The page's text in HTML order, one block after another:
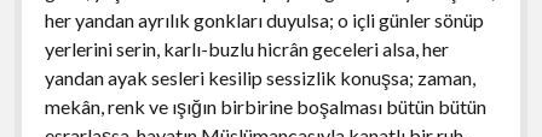
her yandan ayrılık gonkları duyulsa; o içli günler sönüp
yerlerini serin, karlı-buzlu hicrân geceleri alsa, her
yandan ayak sesleri kesilip sessizlik konuşsa; zaman,
mekân, renk ve ışığın birbirine boşalması bütün bütün